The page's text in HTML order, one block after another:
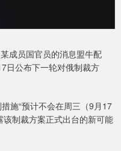
成员国官员的消息盟牛配
日公布下一轮对俄制裁方
施“预计不会在周三（9月17
该制裁方案正式出台的新可能